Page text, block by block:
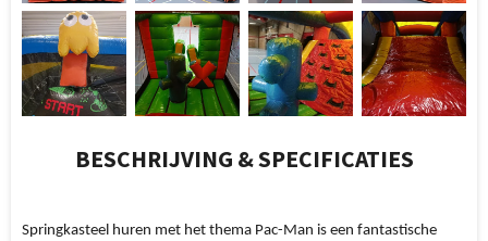
BESCHRIJVING & SPECIFICATIES
Springkasteel huren met het thema Pac-Man is een fantastische